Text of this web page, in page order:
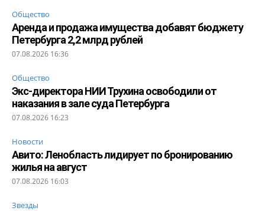
Общество
Аренда и продажа имущества добавят бюджету
Петербурга 2,2 млрд рублей
07.08.2026 16:36
Общество
Экс-директора НИИ Трухина освободили от
наказания в зале суда Петербурга
07.08.2026 16:23
Новости
Авито: Ленобласть лидирует по бронированию
жилья на август
07.08.2026 16:03
Звезды